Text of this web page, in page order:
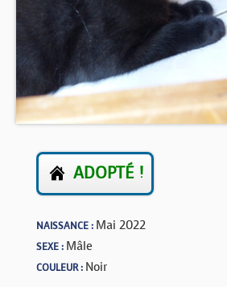
FORUM
ADOPTÉ !
NAISSANCE : Mai 2022
SEXE : Mâle
COULEUR : Noir